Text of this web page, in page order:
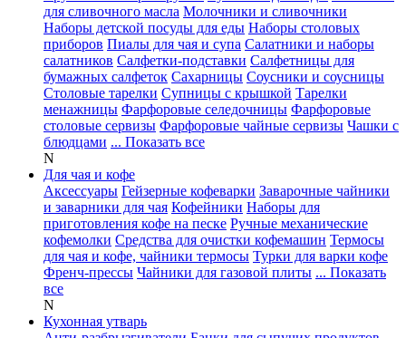
для сливочного масла Молочники и сливочники
Наборы детской посуды для еды Наборы столовых
приборов Пиалы для чая и супа Салатники и наборы
салатников Салфетки-подставки Салфетницы для
бумажных салфеток Сахарницы Соусники и соусницы
Столовые тарелки Супницы с крышкой Тарелки
менажницы Фарфоровые селедочницы Фарфоровые
столовые сервизы Фарфоровые чайные сервизы Чашки с
блюдцами ... Показать все
N
Для чая и кофе
Аксессуары Гейзерные кофеварки Заварочные чайники
и заварники для чая Кофейники Наборы для
приготовления кофе на песке Ручные механические
кофемолки Средства для очистки кофемашин Термосы
для чая и кофе, чайники термосы Турки для варки кофе
Френч-прессы Чайники для газовой плиты ... Показать
все
N
Кухонная утварь